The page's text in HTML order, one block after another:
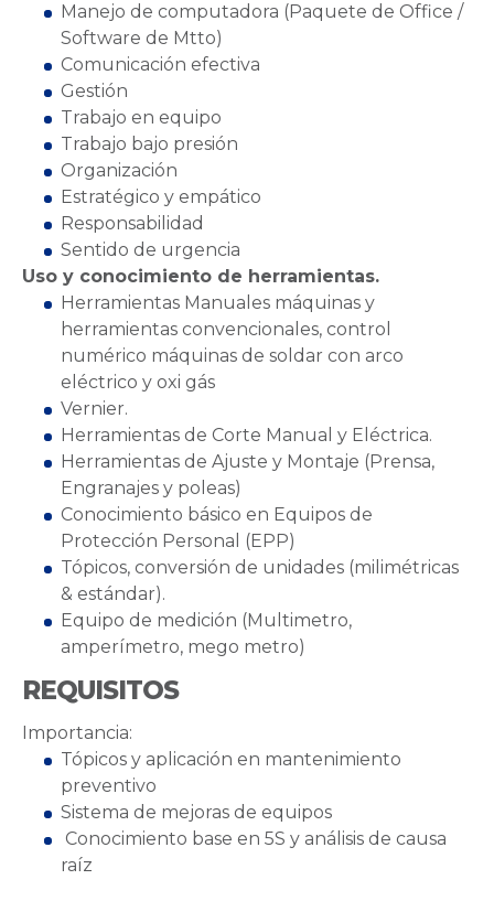
Manejo de computadora (Paquete de Office /
Software de Mtto)
Comunicación efectiva
Gestión
Trabajo en equipo
Trabajo bajo presión
Organización
Estratégico y empático
Responsabilidad
Sentido de urgencia
Uso y conocimiento de herramientas.
Herramientas Manuales máquinas y
herramientas convencionales, control
numérico máquinas de soldar con arco
eléctrico y oxi gás
Vernier.
Herramientas de Corte Manual y Eléctrica.
Herramientas de Ajuste y Montaje (Prensa,
Engranajes y poleas)
Conocimiento básico en Equipos de
Protección Personal (EPP)
Tópicos, conversión de unidades (milimétricas
& estándar).
Equipo de medición (Multimetro,
amperímetro, mego metro)
REQUISITOS
Importancia:
Tópicos y aplicación en mantenimiento
preventivo
Sistema de mejoras de equipos
Conocimiento base en 5S y análisis de causa
raíz